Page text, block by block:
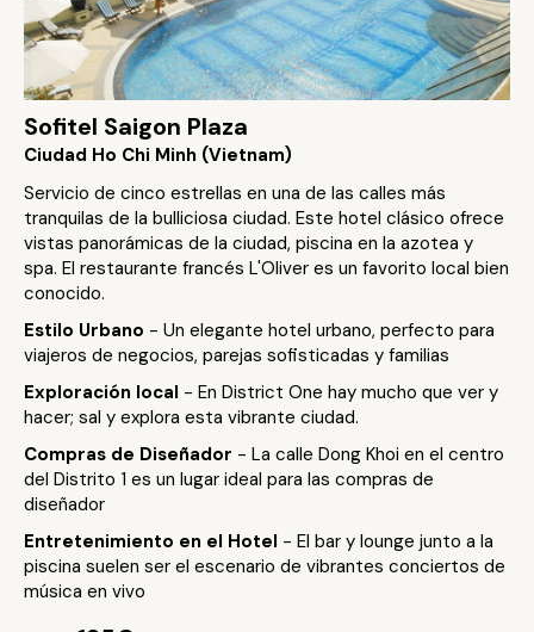
Sofitel Saigon Plaza
Ciudad Ho Chi Minh (Vietnam)
Servicio de cinco estrellas en una de las calles más
tranquilas de la bulliciosa ciudad. Este hotel clásico ofrece
vistas panorámicas de la ciudad, piscina en la azotea y
spa. El restaurante francés L'Oliver es un favorito local bien
conocido.
Estilo Urbano - Un elegante hotel urbano, perfecto para
viajeros de negocios, parejas sofisticadas y familias
Exploración local - En District One hay mucho que ver y
hacer; sal y explora esta vibrante ciudad.
Compras de Diseñador - La calle Dong Khoi en el centro
del Distrito 1 es un lugar ideal para las compras de
diseñador
Entretenimiento en el Hotel - El bar y lounge junto a la
piscina suelen ser el escenario de vibrantes conciertos de
música en vivo